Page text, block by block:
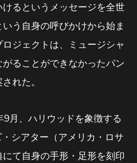
るというメッセージを全世
う自身の呼びかけから始ま
ジェクトは、ミュージシャ
ることができなかったパン
れた。
9月、ハリウッドを象徴する
シアター（アメリカ・ロサ
て自身の手形・足形を刻印